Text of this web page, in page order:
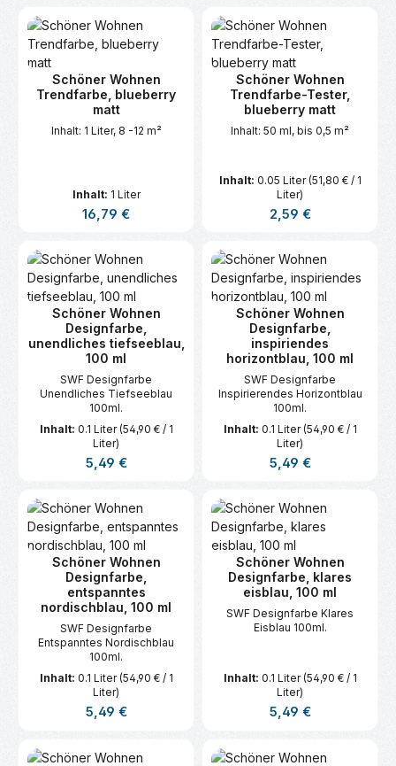
Schöner Wohnen
Trendfarbe, blueberry
matt
Inhalt: 1 Liter, 8 -12 m²
Inhalt: 1 Liter
Regulärer Preis:
16,79 €
Schöner Wohnen
Trendfarbe-Tester,
blueberry matt
Inhalt: 50 ml, bis 0,5 m²
Inhalt: 0.05 Liter(51,80 € / 1
Liter)
Regulärer Preis:
2,59 €
Schöner Wohnen
Designfarbe,
unendliches tiefseeblau,
100 ml
SWF Designfarbe
Unendliches Tiefseeblau
100ml.
Inhalt: 0.1 Liter(54,90 € / 1
Liter)
Regulärer Preis:
5,49 €
Schöner Wohnen
Designfarbe,
inspiriendes
horizontblau, 100 ml
SWF Designfarbe
Inspirierendes Horizontblau
100ml.
Inhalt: 0.1 Liter(54,90 € / 1
Liter)
Regulärer Preis:
5,49 €
Schöner Wohnen
Designfarbe,
entspanntes
nordischblau, 100 ml
SWF Designfarbe
Entspanntes Nordischblau
100ml.
Inhalt: 0.1 Liter(54,90 € / 1
Liter)
Regulärer Preis:
5,49 €
Schöner Wohnen
Designfarbe, klares
eisblau, 100 ml
SWF Designfarbe Klares
Eisblau 100ml.
Inhalt: 0.1 Liter(54,90 € / 1
Liter)
Regulärer Preis:
5,49 €